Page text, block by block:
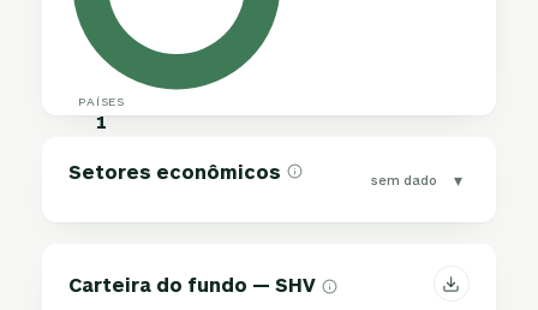
PAÍSES
1
Setores econômicos sem dado ▾
Carteira do fundo — SHV